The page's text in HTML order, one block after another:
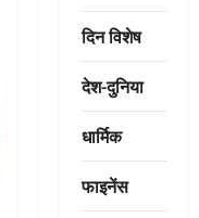
दिन विशेष
देश-दुनिया
धार्मिक
फाइनेंस